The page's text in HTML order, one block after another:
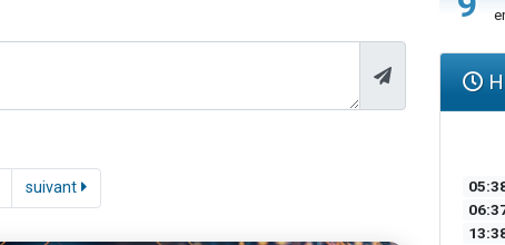
suivant